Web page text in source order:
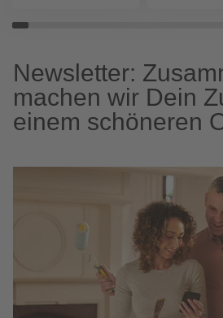
Newsletter:
machen wir Dein
einem schöneren